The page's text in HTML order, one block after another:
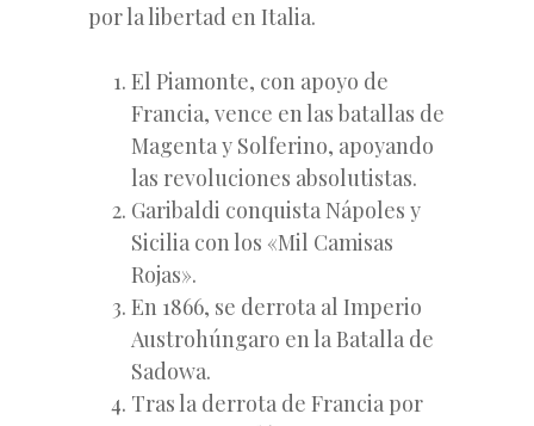
por la libertad en Italia.
El Piamonte, con apoyo de
Francia, vence en las batallas de
Magenta y Solferino, apoyando
las revoluciones absolutistas.
Garibaldi conquista Nápoles y
Sicilia con los «Mil Camisas
Rojas».
En 1866, se derrota al Imperio
Austrohúngaro en la Batalla de
Sadowa.
Tras la derrota de Francia por